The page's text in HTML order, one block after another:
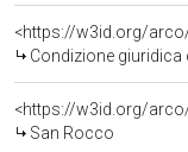
Condizione giuridica
<https://w3id.org/
San Rocco